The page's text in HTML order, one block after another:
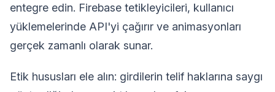
entegre edin. Firebase tetikleyicileri, kullanıcı
yüklemelerinde API'yi çağırır ve animasyonları
gerçek zamanlı olarak sunar.
Etik hususları ele alın: girdilerin telif haklarına saygı